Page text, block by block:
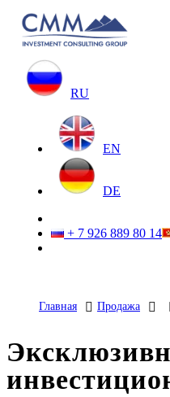
RU
EN
DE
+ 7 926 889 80 14
Главная Продажа